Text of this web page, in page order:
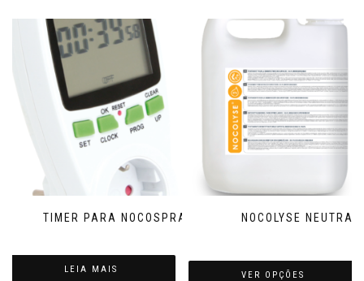
TIMER PARA NOCOSPRAY
LEIA MAIS
NOCOLYSE NEUTRAL
VER OPÇÕES